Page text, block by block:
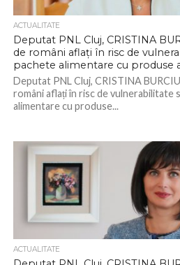
ACTUALITATE
Deputat PNL Cluj, CRISTINA
de români aflați în risc de
pachete alimentare cu produse
Deputat PNL Cluj, CRISTINA
români aflați în risc de vulnerabilitate
alimentare cu produse...
ACTUALITATE